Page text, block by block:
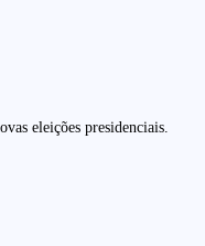
eleições presidenciais.